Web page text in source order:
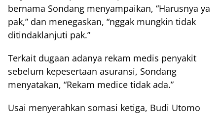
bernama Sondang menyampaikan, “Harusnya ya
pak,” dan menegaskan, “nggak mungkin tidak
ditindaklanjuti pak.”
Terkait dugaan adanya rekam medis penyakit
sebelum kepesertaan asuransi, Sondang
menyatakan, “Rekam medice tidak ada.”
Usai menyerahkan somasi ketiga, Budi Utomo